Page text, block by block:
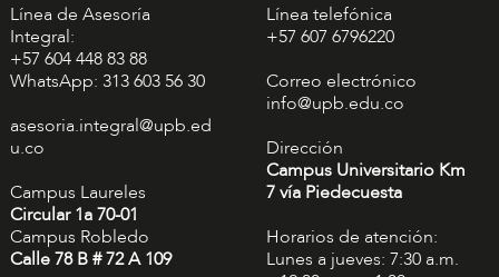
Línea de Asesoría
Integral:
+57 604 448 83 88
WhatsApp: 313 603 56 30
asesoria.integral@upb.ed
u.co
Campus Laureles
Circular 1a 70-01
Campus Robledo
Calle 78 B # 72 A 109
Línea telefónica
+57 607 6796220
Correo electrónico
info@upb.edu.co
Dirección
Campus Universitario Km
7 vía Piedecuesta
Horarios de atención:
Lunes a jueves: 7:30 a.m.